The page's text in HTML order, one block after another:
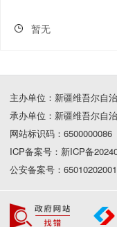
暂无
主办单位：新疆维吾尔自
承办单位：新疆维吾尔自
网站标识码：6500000086
ICP备案号：新ICP备
公安备案号：